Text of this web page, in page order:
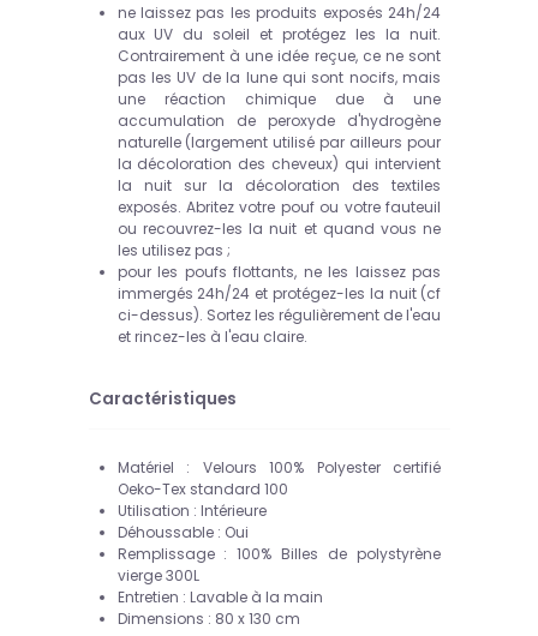
ne laissez pas les produits exposés 24h/24
aux UV du soleil et protégez les la nuit.
Contrairement à une idée reçue, ce ne sont
pas les UV de la lune qui sont nocifs, mais
une réaction chimique due à une
accumulation de peroxyde d'hydrogène
naturelle (largement utilisé par ailleurs pour
la décoloration des cheveux) qui intervient
la nuit sur la décoloration des textiles
exposés. Abritez votre pouf ou votre fauteuil
ou recouvrez-les la nuit et quand vous ne
les utilisez pas ;
pour les poufs flottants, ne les laissez pas
immergés 24h/24 et protégez-les la nuit (cf
ci-dessus). Sortez les régulièrement de l'eau
et rincez-les à l'eau claire.
Caractéristiques
Matériel : Velours 100% Polyester certifié
Oeko-Tex standard 100
Utilisation : Intérieure
Déhoussable : Oui
Remplissage : 100% Billes de polystyrène
vierge 300L
Entretien : Lavable à la main
Dimensions : 80 x 130 cm